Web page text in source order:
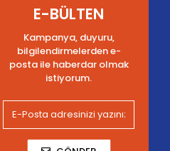
E-BÜLTEN
Kampanya, duyuru,
bilgilendirmelerden e-
posta ile haberdar olmak
istiyorum.